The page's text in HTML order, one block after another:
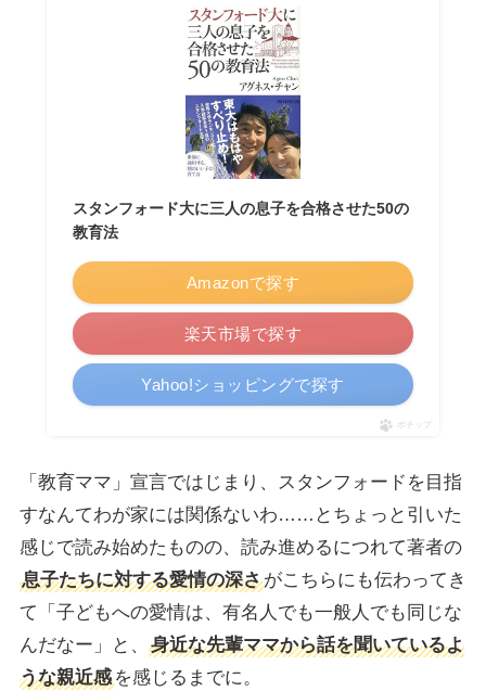
スタンフォード大に三人の息子を合格させた50の
教育法
Amazonで探す
楽天市場で探す
Yahoo!ショッピングで探す
ポチップ
「教育ママ」宣言ではじまり、スタンフォードを目指
すなんてわが家には関係ないわ……とちょっと引いた
感じで読み始めたものの、読み進めるにつれて著者の
息子たちに対する愛情の深さがこちらにも伝わってき
て「子どもへの愛情は、有名人でも一般人でも同じな
んだなー」と、
身近な先輩ママから話を聞いているよ
うな親近感を感じるまでに。